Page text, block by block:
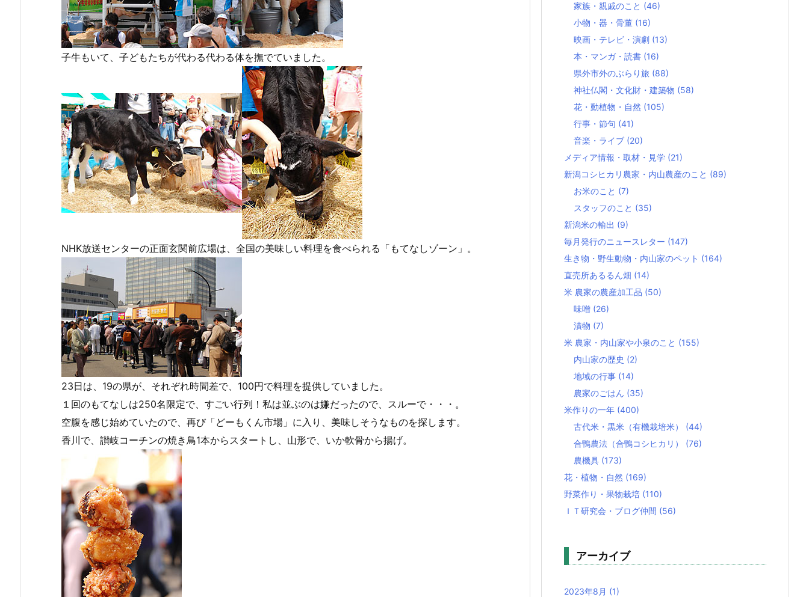
子牛もいて、子どもたちが代わる代わる体を撫でていました。
NHK放送センターの正面玄関前広場は、全国の美味しい料理を食べられる「もてなしゾーン」。
23日は、19の県が、それぞれ時間差で、100円で料理を提供していました。
１回のもてなしは250名限定で、すごい行列！私は並ぶのは嫌だったので、スルーで・・・。
空腹を感じ始めていたので、再び「どーもくん市場」に入り、美味しそうなものを探します。
香川で、讃岐コーチンの焼き鳥1本からスタートし、山形で、いか軟骨から揚げ。
家族・親戚のこと (46)
小物・器・骨董 (16)
映画・テレビ・演劇 (13)
本・マンガ・読書 (16)
県外市外のぶらり旅 (88)
神社仏閣・文化財・建築物 (58)
花・動植物・自然 (105)
行事・節句 (41)
音楽・ライブ (20)
メディア情報・取材・見学 (21)
新潟コシヒカリ農家・内山農産のこと (89)
お米のこと (7)
スタッフのこと (35)
新潟米の輸出 (9)
毎月発行のニュースレター (147)
生き物・野生動物・内山家のペット (164)
直売所あるるん畑 (14)
米 農家の農産加工品 (50)
味噌 (26)
漬物 (7)
米 農家・内山家や小泉のこと (155)
内山家の歴史 (2)
地域の行事 (14)
農家のごはん (35)
米作りの一年 (400)
古代米・黒米（有機栽培米） (44)
合鴨農法（合鴨コシヒカリ） (76)
農機具 (173)
花・植物・自然 (169)
野菜作り・果物栽培 (110)
ＩＴ研究会・ブログ仲間 (56)
アーカイブ
2023年8月 (1)